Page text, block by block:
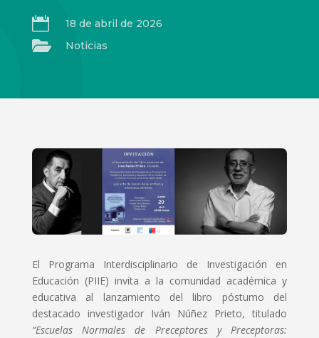
 18 de abril de 2026
 Noticias
El Programa Interdisciplinario de Investigación en
Educación (PIIE) invita a la comunidad académica y
educativa al lanzamiento del libro póstumo del
destacado investigador Iván Núñez Prieto, titulado
“Escuelas Normales de Preceptores y Preceptoras: